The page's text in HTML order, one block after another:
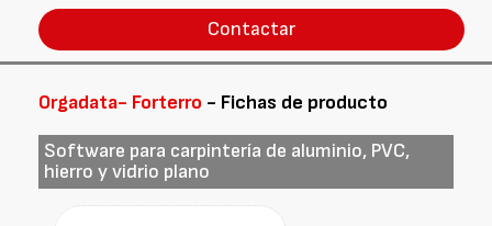
Contactar
Orgadata- Forterro - Fichas de producto
Software para carpintería de aluminio, PVC,
hierro y vidrio plano